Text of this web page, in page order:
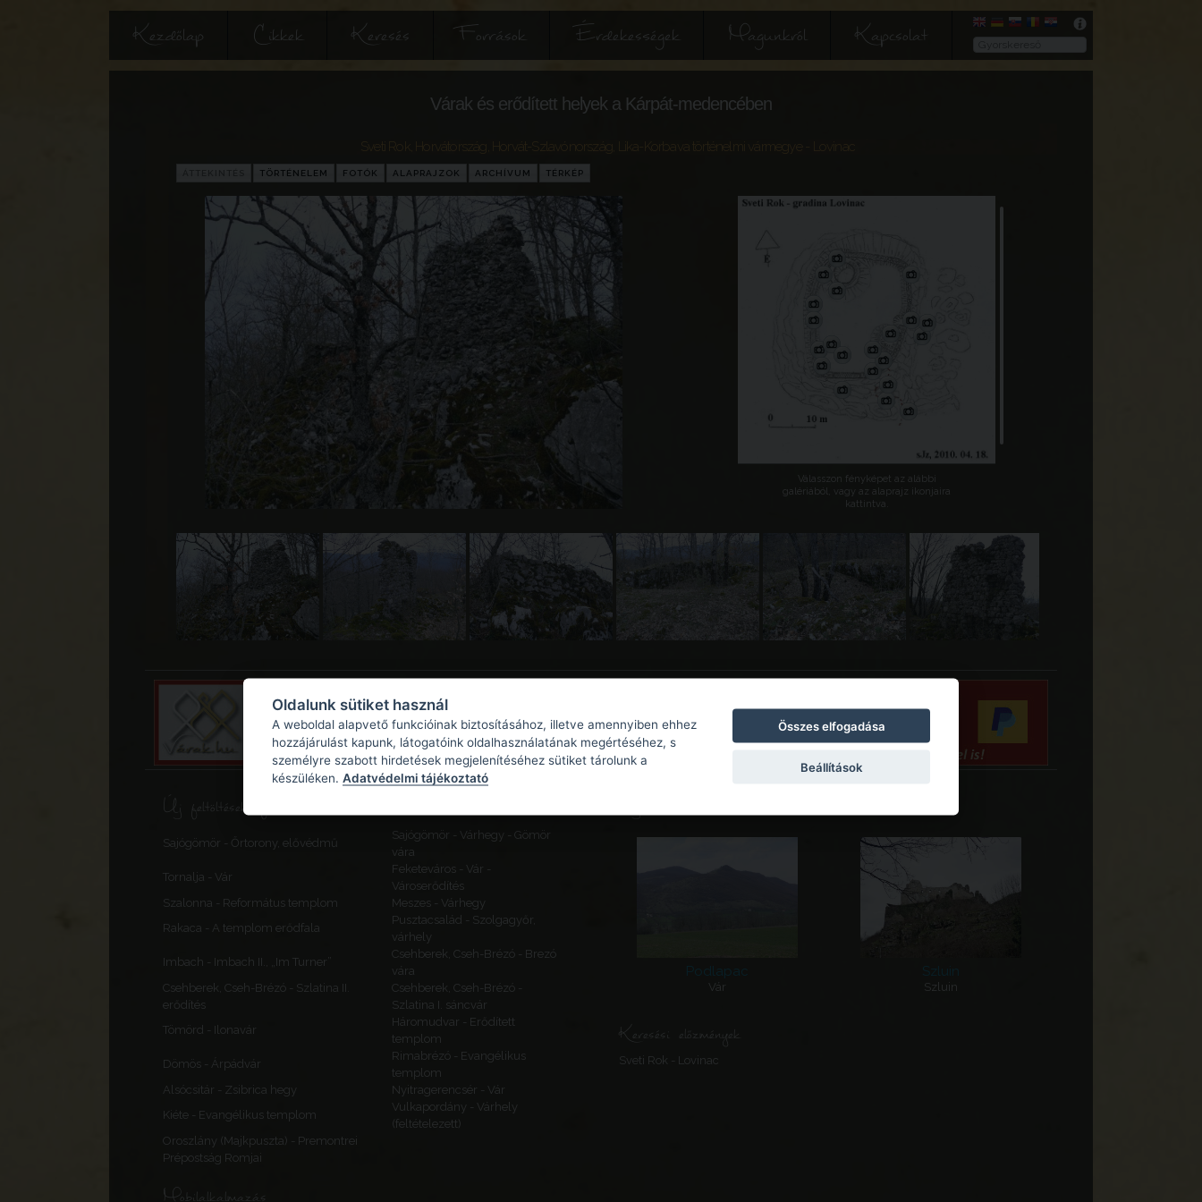
Kezdőlap Cikkek Keresés Források Érdekességek Magunkról Kapcsolat
Várak és erődített helyek a Kárpát-medencében
Sveti Rok Horvátország Horvát-Szlavónország Lika-Korbava történelmi vármegye
TÖRTÉNELEM FOTÓK ALAPRAJZOK ARCHÍVUM TÉRKÉP
Válasszon fényképet az alábbi
galériából, vagy az alaprajz ikonjaira
kattintva.
Új feltöltések, frissítések
Sajógömör - Őrtorony, elővédmű
Sajógömör - Várhegy - Gömör
vára
Tornalja - Vár
Feketeváros - Vár -
Városerődítés
Szalonna - Református templom
Meszes - Várhegy
Rakaca - A templom erődfala
Pusztacsalád - Szolgagyőr,
várhely
Imbach - Imbach II., „Im Turner”
Csehberek, Cseh-Brézó - Brezó
vára
Csehberek, Cseh-Brézó - Szlatina II.
erődítés
Csehberek, Cseh-Brézó -
Szlatina I. sáncvár
Tömörd - Ilonavár
Háromudvar - Erődített
templom
Dömös - Árpádvár
Rimabrézó - Evangélikus
templom
Alsócsitár - Zsibrica hegy
Nyitragerencsér - Vár
Kiéte - Evangélikus templom
Vulkapordány - Várhely
(feltételezett)
Oroszlány (Majkpuszta) - Premontrei
Prépostság Romjai
Mobilalkalmazás
Podlapac
Vár
Szluin
Szluin
Keresési előzmények
Sveti Rok - Lovinac
Oldalunk sütiket használ
A weboldal alapvető funkcióinak biztosításához, illetve amennyiben ehhez
hozzájárulást kapunk, látogatóink oldalhasználatának megértéséhez, s
személyre szabott hirdetések megjelenítéséhez sütiket tárolunk a
készüléken. Adatvédelmi tájékoztató
Összes elfogadása
Beállítások